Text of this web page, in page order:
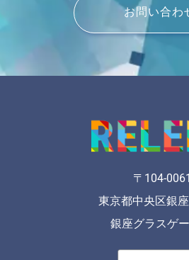
お問い合わ
〒104-0061
東京都中央区銀
銀座グラスゲ